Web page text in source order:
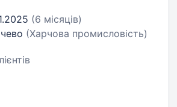
(6 місяців)
(Харчова промисловість)